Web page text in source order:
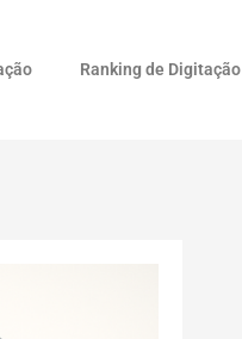
Ranking de Digitação